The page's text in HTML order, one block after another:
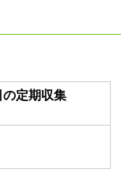
の定期収集